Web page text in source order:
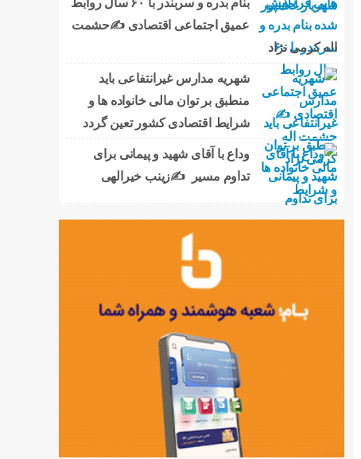
بنام بدره و سربندر با ۶۰ سال روابط
عمیق اجتماعی اقتصادی ✍حشمت
اله کرمی نژاد
شهریه مدارس غیرانتفاعی باید
منطبق بر توان مالی خانواده ها و
شرایط اقتصادی کشور تعین گردد
وداع با آقای شهید و پیمانی برای
تداوم مسیر ✍زینب خیرالهی